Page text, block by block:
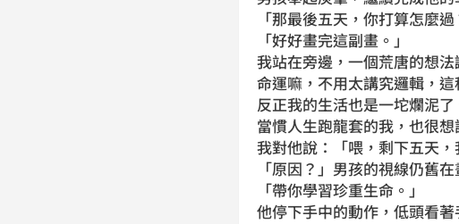
「那最後五天，你打算怎麼
「好好畫完這副畫。」
我站在旁邊，一個荒唐的想
命運嘛，不用太講究邏輯，
反正我的生活也是一坨爛泥
當慣人生跑龍套的我，也很
我對他說：「喂，剩下五天，
「原因？」男孩的視線仍舊
「帶你學習珍重生命。」
他停下手中的動作，低頭看